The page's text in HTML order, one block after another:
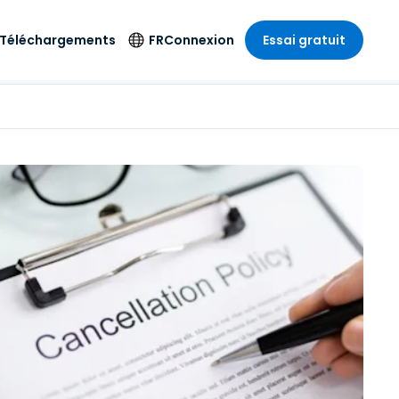
de
sur
Antivirus
Détection et
réponse sur les
terminaux
Accès et contrôle
Wi-Fi Foxpass
Espace de travail
sécurisé Zero Trust
Shield (Anti-
arnaque)
Divertissements
et secteur
& Design
et comptabilité
Divertissements
secteurs
Téléchargements FR
Deutsch
Español
Français
Italiano
Nederlands
Português
简体中文
繁體中文
Connexion Essai gratuit